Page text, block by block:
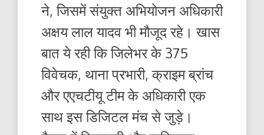
ने, जिसमें संयुक्त अभियोजन अधिकारी
अक्षय लाल यादव भी मौजूद रहे। खास
बात ये रही कि जिलेभर के 375
विवेचक, थाना प्रभारी, क्राइम ब्रांच
और एएचटीयू टीम के अधिकारी एक
साथ इस डिजिटल मंच से जुड़े।